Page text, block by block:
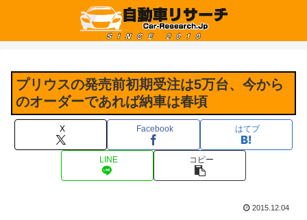
プリウスの発売前初期受注は5万台、今から
のオーダーであれば納車は春頃
X Facebook はてブ
LINE コピー
2015.12.04